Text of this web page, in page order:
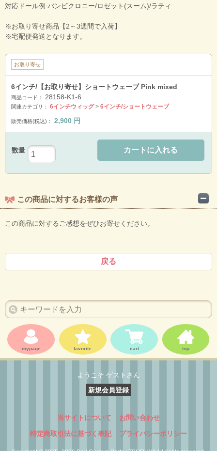
対応ドール例:バンビクロニー/ロゼット(スーム)/ラティ
※お取り寄せ商品【2～3週間で入荷】
※宅配便発送となります。
お取り寄せ
6インチ/【お取り寄せ】ショートウェーブ Pink mixed
商品コード： 28158-K1-6
関連カテゴリ： 6インチウィッグ> 6インチ/ショートウェーブ
販売価格(税込)： 2,900 円
数量 カートに入れる
この商品に対するお客様の声
この商品に対するご感想をぜひお寄せください。
戻る
mypage favorite cart top
ようこそ ゲストさん
新規会員登録
当サイトについて お問い合わせ
特定商取引法に基づく表記 プライバシーポリシー